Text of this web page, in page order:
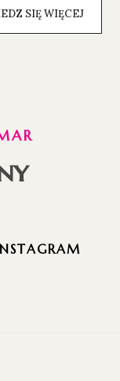
SIĘ WIĘCEJ